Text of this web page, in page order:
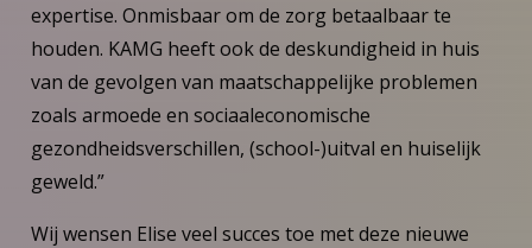
expertise. Onmisbaar om de zorg betaalbaar te
houden. KAMG heeft ook de deskundigheid in huis
van de gevolgen van maatschappelijke problemen
zoals armoede en sociaaleconomische
gezondheidsverschillen, (school-)uitval en huiselijk
geweld.”
Wij wensen Elise veel succes toe met deze nieuwe